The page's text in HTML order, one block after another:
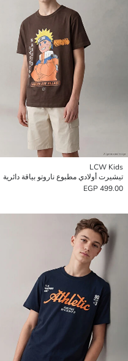
LCW Kids
تيشيرت أولادي مطبوع ناروتو بياقة دائرية
499.00 EGP